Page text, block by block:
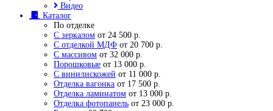
Видео
Каталог
По отделке
С зеркалом от 24 500 р.
С отделкой МДФ от 20 700 р.
С массивом от 32 000 р.
Порошковые от 13 000 р.
С винилискожей от 11 000 р.
Отделка вагонка от 17 500 р.
Отделка ламинатом от 13 000 р.
Отделка фотопанель от 23 000 р.